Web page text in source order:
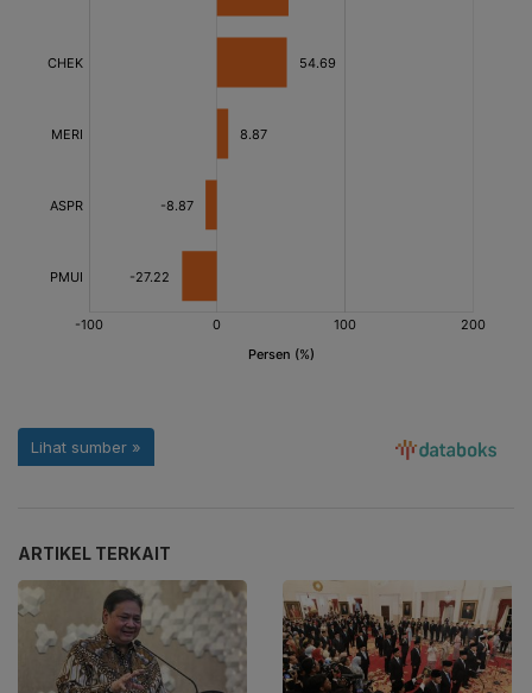
ARTIKEL TERKAIT